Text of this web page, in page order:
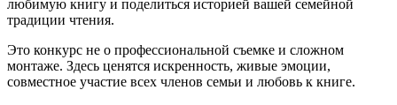
любимую книгу и поделиться историей вашей семейной
традиции чтения.
Это конкурс не о профессиональной съемке и сложном
монтаже. Здесь ценятся искренность, живые эмоции,
совместное участие всех членов семьи и любовь к книге.